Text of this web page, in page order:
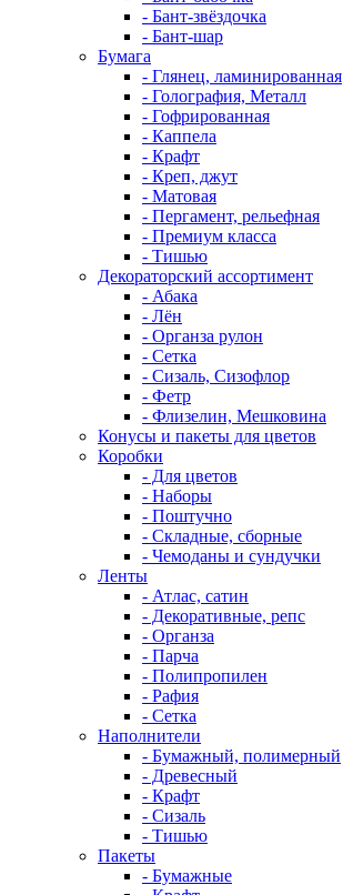
- Бант-звёздочка
- Бант-шар
Бумага
- Глянец, ламинированная
- Голография, Металл
- Гофрированная
- Каппела
- Крафт
- Креп, джут
- Матовая
- Пергамент, рельефная
- Премиум класса
- Тишью
Декораторский ассортимент
- Абака
- Лён
- Органза рулон
- Сетка
- Сизаль, Сизофлор
- Фетр
- Флизелин, Мешковина
Конусы и пакеты для цветов
Коробки
- Для цветов
- Наборы
- Поштучно
- Складные, сборные
- Чемоданы и сундучки
Ленты
- Атлас, сатин
- Декоративные, репс
- Органза
- Парча
- Полипропилен
- Рафия
- Сетка
Наполнители
- Бумажный, полимерный
- Древесный
- Крафт
- Сизаль
- Тишью
Пакеты
- Бумажные